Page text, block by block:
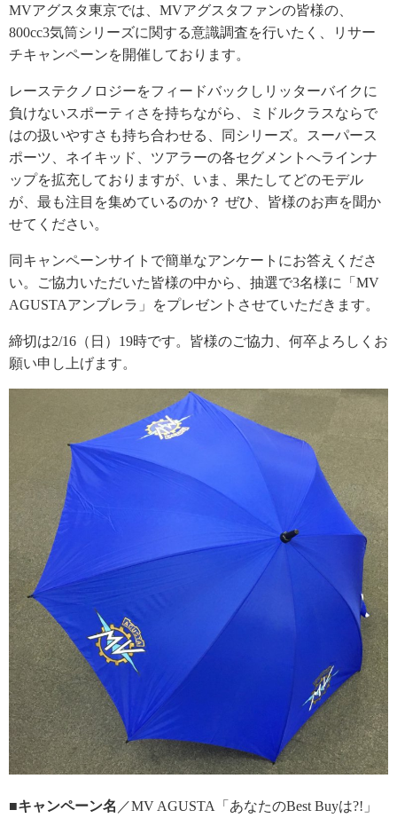
MVアグスタ東京では、MVアグスタファンの皆様の、
800cc3気筒シリーズに関する意識調査を行いたく、リサー
チキャンペーンを開催しております。
レーステクノロジーをフィードバックしリッターバイクに
負けないスポーティさを持ちながら、ミドルクラスならで
はの扱いやすさも持ち合わせる、同シリーズ。スーパース
ポーツ、ネイキッド、ツアラーの各セグメントへラインナ
ップを拡充しておりますが、いま、果たしてどのモデル
が、最も注目を集めているのか？ ぜひ、皆様のお声を聞か
せてください。
同キャンペーンサイトで簡単なアンケートにお答えくださ
い。ご協力いただいた皆様の中から、抽選で3名様に「MV
AGUSTAアンブレラ」をプレゼントさせていただきます。
締切は2/16（日）19時です。皆様のご協力、何卒よろしくお
願い申し上げます。
■キャンペーン名 ／MV AGUSTA「あなたのBest Buyは?!」